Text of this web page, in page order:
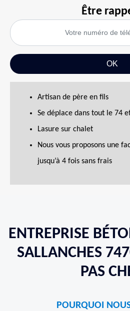
Être
Artisan de père en fils
Se déplace dans tout le 74
Lasure sur chalet
Nous vous proposons une
jusqu’à 4 fois sans frais
ENTREPRISE
SALLANCHES
PAS
POURQUOI